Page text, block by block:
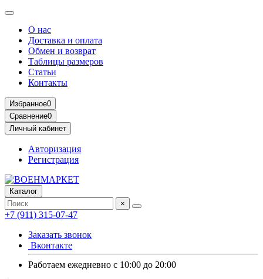
О нас
Доставка и оплата
Обмен и возврат
Таблицы размеров
Статьи
Контакты
Избранное0
Сравнение0
Личный кабинет
Авторизация
Регистрация
Каталог
×
+7 (911) 315-07-47
Заказать звонок
Вконтакте
Работаем ежедневно с 10:00 до 20:00